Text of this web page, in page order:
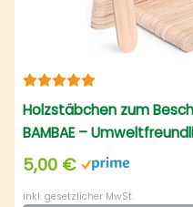
Holzstäbchen zum
BAMBAE –
zur Pflanzenbeschriftung
Zimmerpflanzen – 100
5,00 €
inkl. gesetzlicher MwSt.